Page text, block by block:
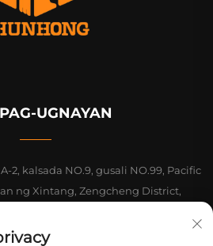
UGNAYAN
2, kalsada NO.9, gusali NO.99, Pacific
ng Xintang, Zengcheng District,